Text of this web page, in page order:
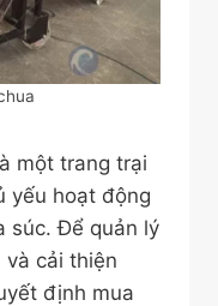
một trang trại
yếu hoạt động
súc. Để quản lý
cải thiện
định mua